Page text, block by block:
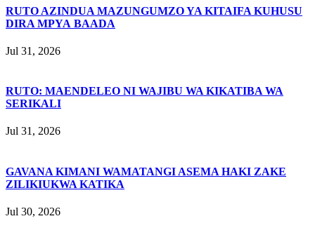
RUTO AZINDUA MAZUNGUMZO YA KITAIFA KUHUSU
DIRA MPYA BAADA
Jul 31, 2026
RUTO: MAENDELEO NI WAJIBU WA KIKATIBA WA
SERIKALI
Jul 31, 2026
GAVANA KIMANI WAMATANGI ASEMA HAKI ZAKE
ZILIKIUKWA KATIKA
Jul 30, 2026